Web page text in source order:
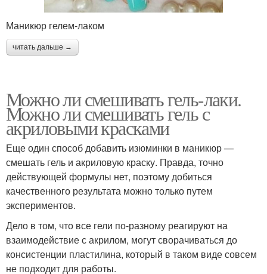
Маникюр гелем-лаком
читать дальше →
Можно ли смешивать гель-лаки.
Можно ли смешивать гель с
акриловыми красками
Еще один способ добавить изюминки в маникюр —
смешать гель и акриловую краску. Правда, точно
действующей формулы нет, поэтому добиться
качественного результата можно только путем
экспериментов.
Дело в том, что все гели по-разному реагируют на
взаимодействие с акрилом, могут сворачиваться до
консистенции пластилина, который в таком виде совсем
не подходит для работы.